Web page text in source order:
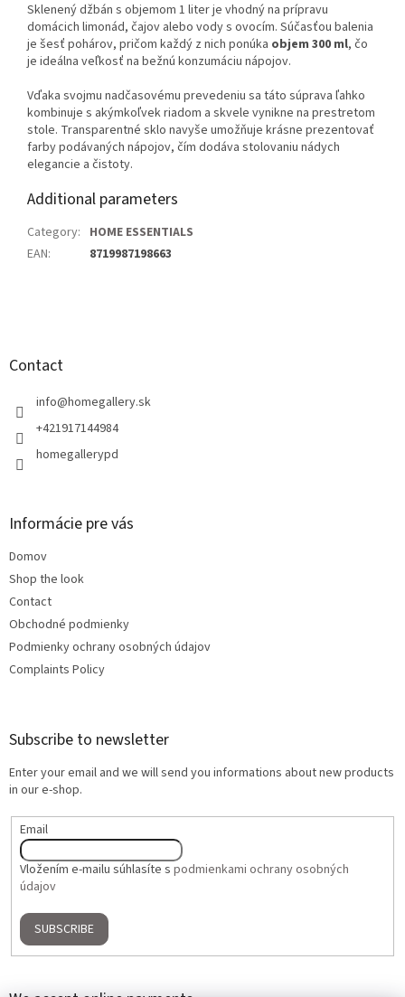
Sklenený džbán s objemom 1 liter je vhodný na prípravu
domácich limonád, čajov alebo vody s ovocím. Súčasťou balenia
je šesť pohárov, pričom každý z nich ponúka objem 300 ml, čo
je ideálna veľkosť na bežnú konzumáciu nápojov.
Vďaka svojmu nadčasovému prevedeniu sa táto súprava ľahko
kombinuje s akýmkoľvek riadom a skvele vynikne na prestretom
stole. Transparentné sklo navyše umožňuje krásne prezentovať
farby podávaných nápojov, čím dodáva stolovaniu nádych
elegancie a čistoty.
Additional parameters
Category: HOME ESSENTIALS
EAN: 8719987198663
Contact
info@homegallery.sk
+421917144984
homegallerypd
Informácie pre vás
Domov
Shop the look
Contact
Obchodné podmienky
Podmienky ochrany osobných údajov
Complaints Policy
Subscribe to newsletter
Enter your email and we will send you informations about new products
in our e-shop.
Email
Vložením e-mailu súhlasíte s podmienkami ochrany osobných
údajov
SUBSCRIBE